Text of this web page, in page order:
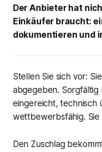
Der Anbieter hat
Einkäufer braucht:
dokumentieren und
Stellen Sie sich vor:
abgegeben.
eingereicht, technisch
wettbewerbsfähig.
Den Zuschlag